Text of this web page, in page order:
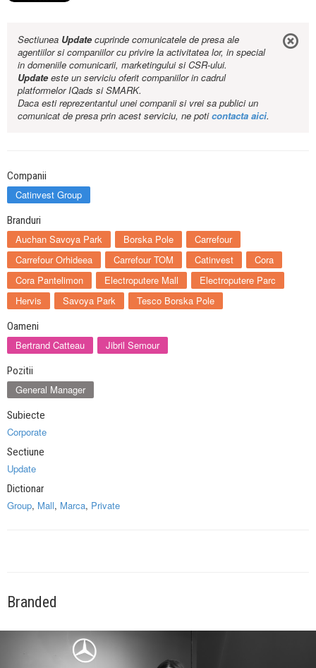
Sectiunea Updatecuprinde comunicatele de presa ale
agentiilor si companiilor cu privire la activitatea lor, in special
in domeniile comunicarii, marketingului si CSR-ului.
Updateeste un serviciu oferit companiilor in cadrul
platformelor IQads si SMARK.
Daca esti reprezentantul unei companii si vrei sa publici un
comunicat de presa prin acest serviciu, ne poticontacta aici.
Companii
Catinvest Group
Branduri
Auchan Savoya Park Borska Pole
Carrefour
Carrefour Orhideea
Carrefour TOM Catinvest
Cora
Cora Pantelimon
Electroputere Mall
Electroputere Parc
Hervis
Savoya Park Tesco Borska Pole
Oameni
Bertrand Catteau Jibril Semour
Pozitii
General Manager
Subiecte
Corporate
Sectiune
Update
Dictionar
Group, Mall, Marca, Private
Branded